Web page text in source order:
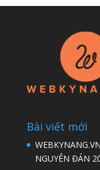
Bài viết mới
NGUYÊN ĐÁN